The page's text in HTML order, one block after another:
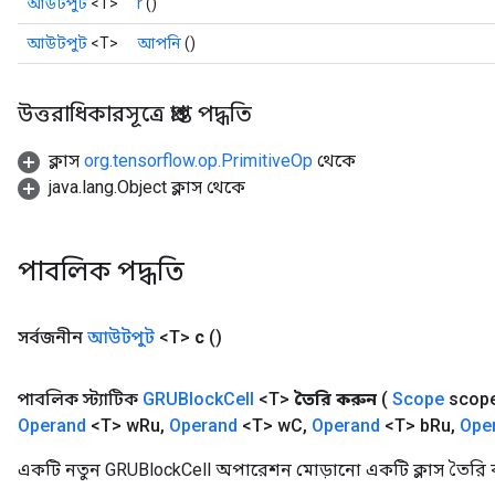
আউটপুট <T> আপনি()
উত্তরাধিকারসূত্রে প্রাপ্ত পদ্ধতি
ক্লাস org.tensorflow.op.PrimitiveOp থেকে
java.lang.Object ক্লাস থেকে
পাবলিক পদ্ধতি
সর্বজনীন আউটপুট <T> c ()
পাবলিক স্ট্যাটিক GRUBlockCell <T> তৈরি করুন ( Scope
Operand <T> wRu, Operand <T> wC, Operand <T> bRu,
একটি নতুন GRUBlockCell অপারেশন মোড়ানো একটি ক্লাস তৈরি